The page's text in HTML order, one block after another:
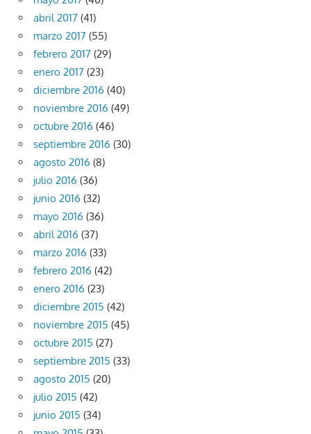
abril 2017 (41)
marzo 2017 (55)
febrero 2017 (29)
enero 2017 (23)
diciembre 2016 (40)
noviembre 2016 (49)
octubre 2016 (46)
septiembre 2016 (30)
agosto 2016 (8)
julio 2016 (36)
junio 2016 (32)
mayo 2016 (36)
abril 2016 (37)
marzo 2016 (33)
febrero 2016 (42)
enero 2016 (23)
diciembre 2015 (42)
noviembre 2015 (45)
octubre 2015 (27)
septiembre 2015 (33)
agosto 2015 (20)
julio 2015 (42)
junio 2015 (34)